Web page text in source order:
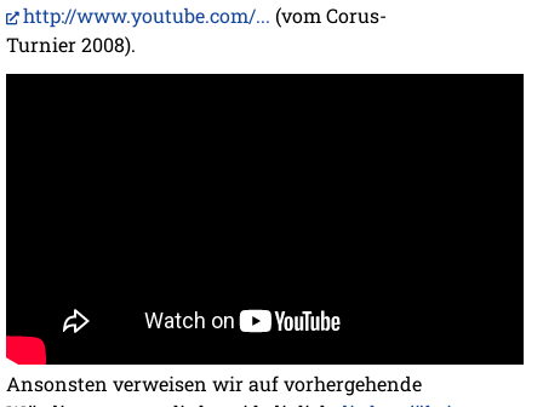
http://www.youtube.com/... (vom Corus-
Turnier 2008).
Ansonsten verweisen wir auf vorhergehende